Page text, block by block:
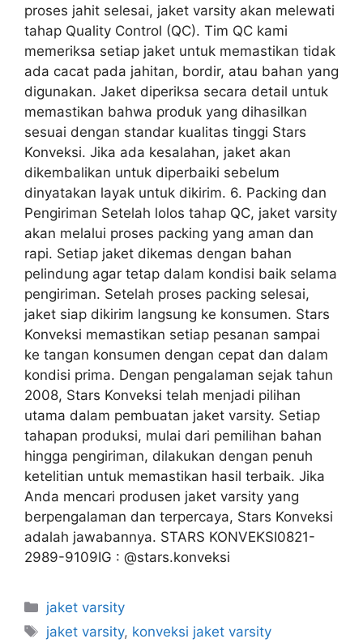
proses jahit selesai, jaket varsity akan melewati
tahap Quality Control (QC). Tim QC kami
memeriksa setiap jaket untuk memastikan tidak
ada cacat pada jahitan, bordir, atau bahan yang
digunakan. Jaket diperiksa secara detail untuk
memastikan bahwa produk yang dihasilkan
sesuai dengan standar kualitas tinggi Stars
Konveksi. Jika ada kesalahan, jaket akan
dikembalikan untuk diperbaiki sebelum
dinyatakan layak untuk dikirim. 6. Packing dan
Pengiriman Setelah lolos tahap QC, jaket varsity
akan melalui proses packing yang aman dan
rapi. Setiap jaket dikemas dengan bahan
pelindung agar tetap dalam kondisi baik selama
pengiriman. Setelah proses packing selesai,
jaket siap dikirim langsung ke konsumen. Stars
Konveksi memastikan setiap pesanan sampai
ke tangan konsumen dengan cepat dan dalam
kondisi prima. Dengan pengalaman sejak tahun
2008, Stars Konveksi telah menjadi pilihan
utama dalam pembuatan jaket varsity. Setiap
tahapan produksi, mulai dari pemilihan bahan
hingga pengiriman, dilakukan dengan penuh
ketelitian untuk memastikan hasil terbaik. Jika
Anda mencari produsen jaket varsity yang
berpengalaman dan terpercaya, Stars Konveksi
adalah jawabannya. STARS KONVEKSI0821-
2989-9109IG : @stars.konveksi
jaket varsity
jaket varsity, konveksi jaket varsity